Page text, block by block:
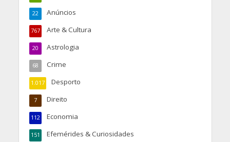
Anúncios
22
Arte & Cultura
767
Astrologia
20
Crime
68
Desporto
1.017
Direito
7
Economia
112
Efemérides & Curiosidades
151